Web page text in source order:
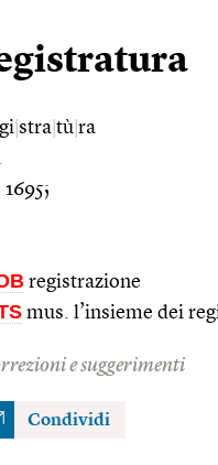
gi stra tù ra
1695;
registrazione
mus. l’insieme dei
e suggerimenti
Condividi